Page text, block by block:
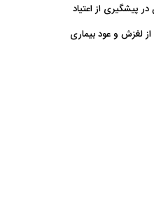
در پیشگیری از اعتیاد
لغزش و عود بیماری